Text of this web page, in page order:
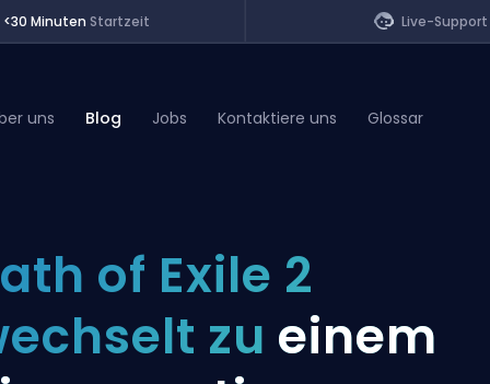
<30 Minuten Startzeit Live-Support
uns Blog Jobs Kontaktiere uns Glossar
of Exile 2
zu einem